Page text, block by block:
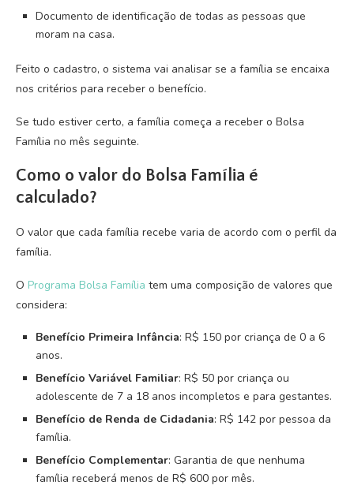
Documento de identificação de todas as pessoas que
moram na casa.
Feito o cadastro, o sistema vai analisar se a família se encaixa
nos critérios para receber o benefício.
Se tudo estiver certo, a família começa a receber o Bolsa
Família no mês seguinte.
Como o valor do Bolsa Família é
calculado?
O valor que cada família recebe varia de acordo com o perfil da
família.
O Programa Bolsa Família tem uma composição de valores que
considera:
Benefício Primeira Infância: R$ 150 por criança de 0 a 6
anos.
Benefício Variável Familiar: R$ 50 por criança ou
adolescente de 7 a 18 anos incompletos e para gestantes.
Benefício de Renda de Cidadania: R$ 142 por pessoa da
família.
Benefício Complementar: Garantia de que nenhuma
família receberá menos de R$ 600 por mês.